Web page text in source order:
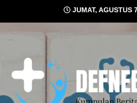
content
JUMAT, AGUSTUS